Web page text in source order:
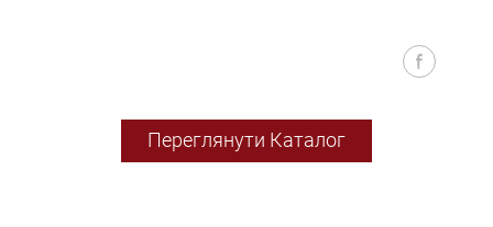
Переглянути Каталог